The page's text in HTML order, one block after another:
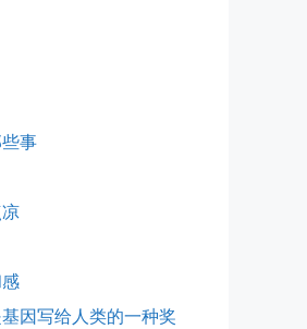
事
因写给人类的一种奖